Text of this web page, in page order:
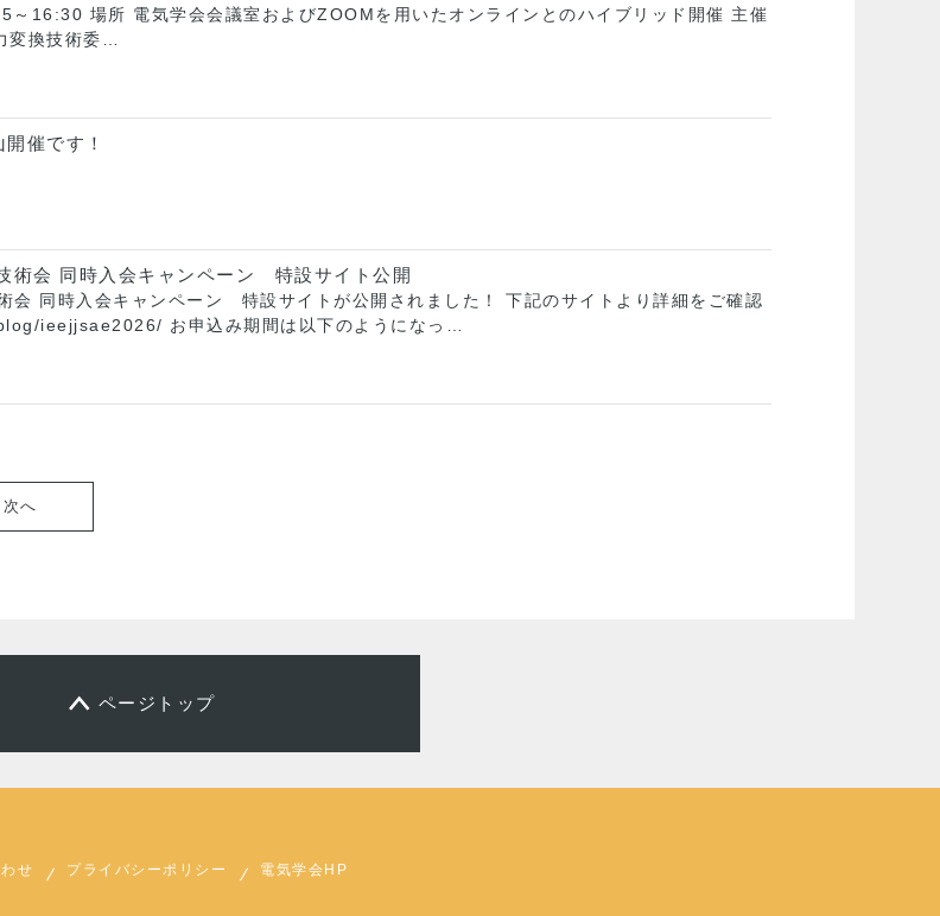
16:30 場所 電気学会会議室およびZOOMを用いたオンラインとのハイブリッド開催 主催
変換技術委…
催です！
術会 同時入会キャンペーン 特設サイト公開
会 同時入会キャンペーン 特設サイトが公開されました！ 下記のサイトより詳細をご確認
ieejjsae2026/ お申込み期間は以下のようになっ…
次へ
ページトップ
せ プライバシーポリシー 電気学会HP